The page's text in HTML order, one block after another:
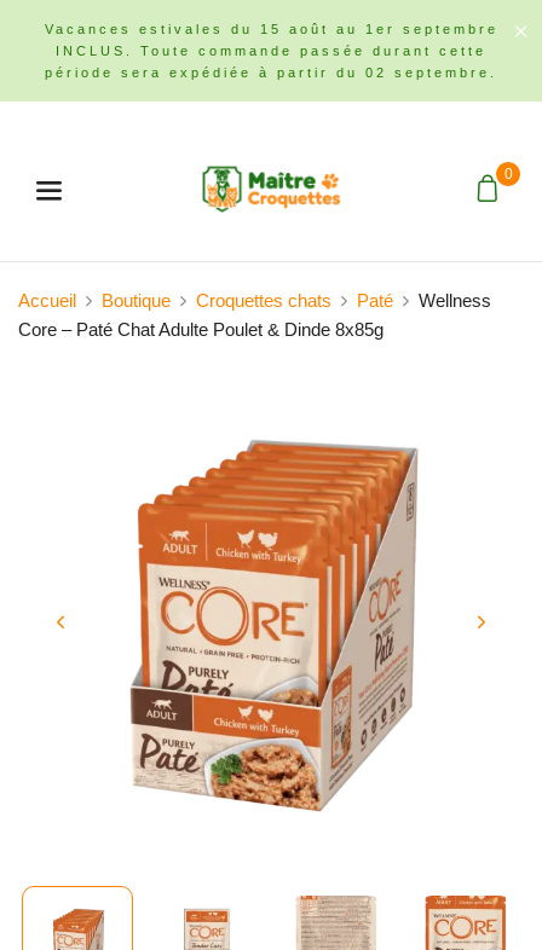
Vacances estivales du 15 août au 1er septembre
INCLUS. Toute commande passée durant cette
période sera expédiée à partir du 02 septembre.
0
Accueil Boutique Croquettes chats Paté
Wellness
Core – Paté Chat Adulte Poulet & Dinde 8x85g